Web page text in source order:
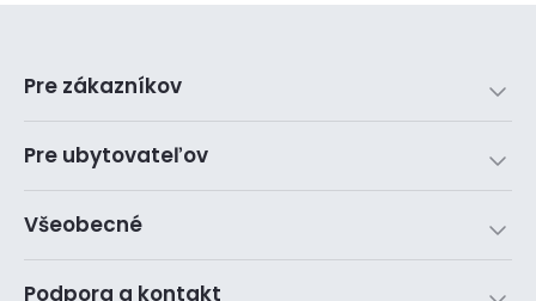
Pre zákazníkov
Pre ubytovateľov
Všeobecné
Podpora a kontakt